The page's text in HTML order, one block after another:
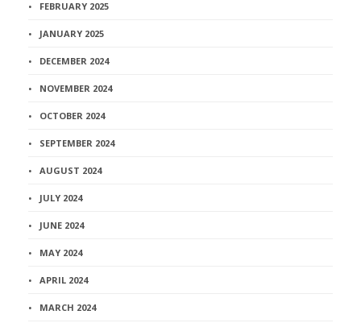
FEBRUARY 2025
JANUARY 2025
DECEMBER 2024
NOVEMBER 2024
OCTOBER 2024
SEPTEMBER 2024
AUGUST 2024
JULY 2024
JUNE 2024
MAY 2024
APRIL 2024
MARCH 2024